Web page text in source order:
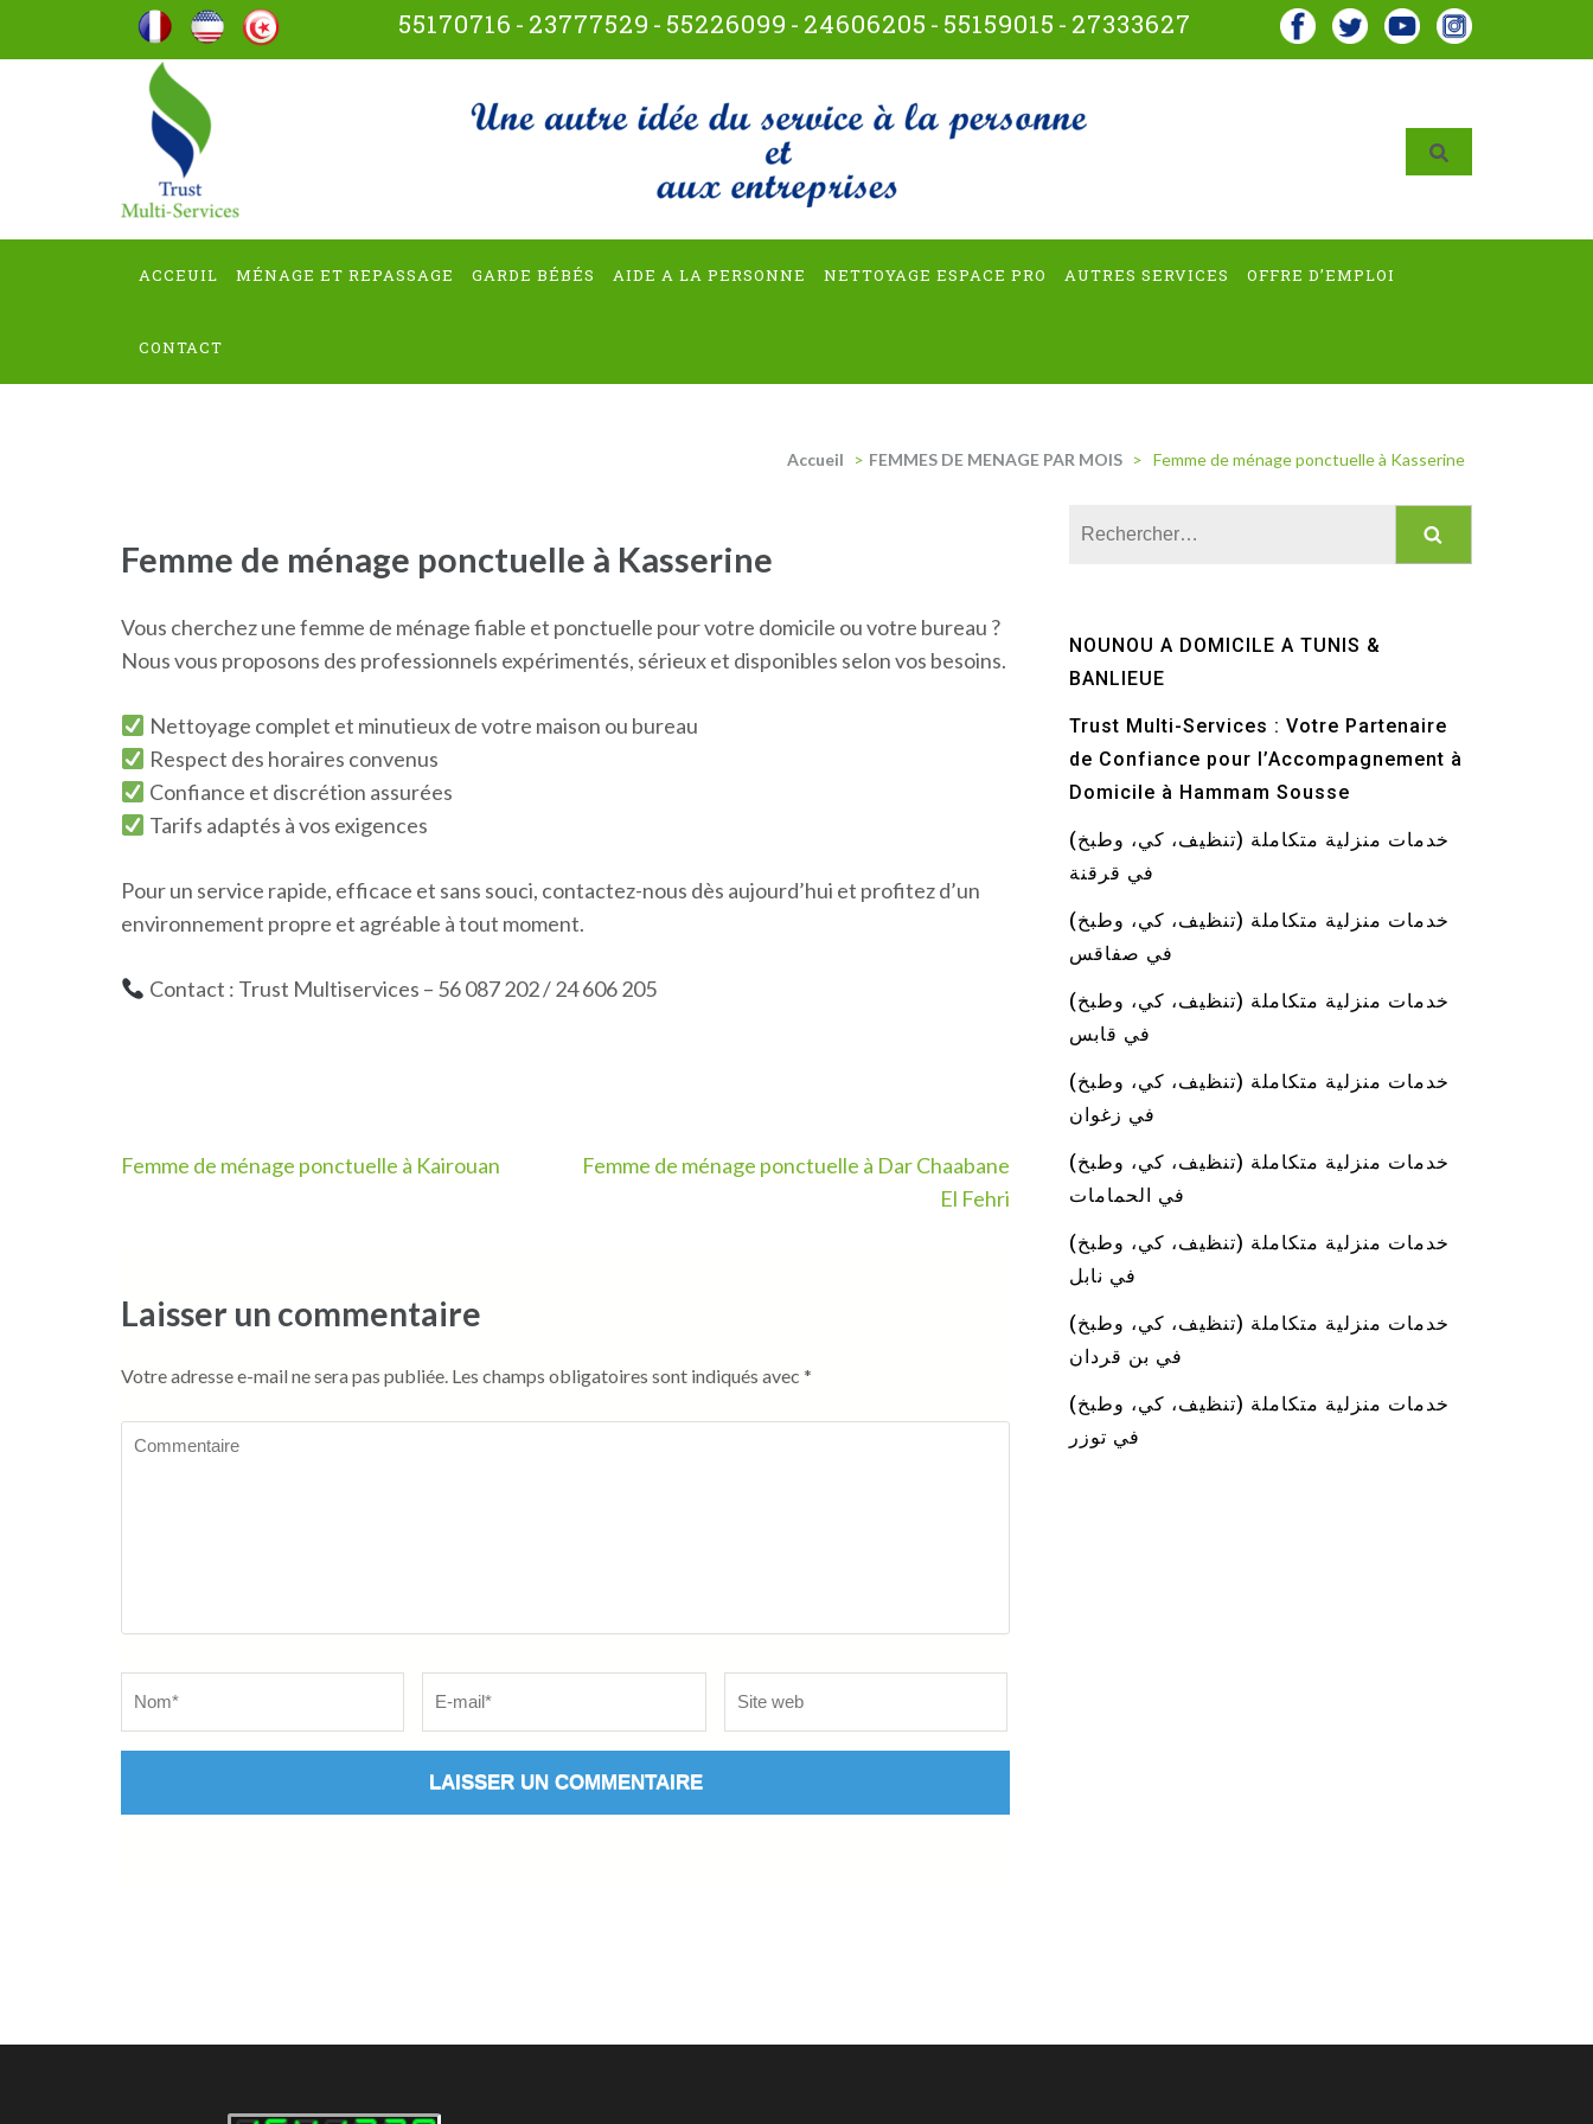
55170716 - 23777529 - 55226099 - 24606205 - 55159015 - 27333627
trust-multiservices
ACCEUIL MÉNAGE ET REPASSAGE GARDE BÉBÉS AIDE A LA PERSONNE NETTOYAGE ESPACE PRO AUTRES SERVICES OFFRE D’EMPLOI
CONTACT
Accueil > FEMMES DE MENAGE PAR MOIS > Femme de ménage ponctuelle à Kasserine
Femme de ménage ponctuelle à Kasserine
Vous cherchez une femme de ménage fiable et ponctuelle pour votre domicile ou votre bureau ?
Nous vous proposons des professionnels expérimentés, sérieux et disponibles selon vos besoins.
Nettoyage complet et minutieux de votre maison ou bureau
Respect des horaires convenus
Confiance et discrétion assurées
Tarifs adaptés à vos exigences
Pour un service rapide, efficace et sans souci, contactez-nous dès aujourd’hui et profitez d’un
environnement propre et agréable à tout moment.
Contact : Trust Multiservices – 56 087 202 / 24 606 205
Navigation
Femme de ménage ponctuelle à Kairouan
Femme de ménage ponctuelle à Dar Chaabane
El Fehri
Laisser un commentaire
Votre adresse e-mail ne sera pas publiée. Les champs obligatoires sont indiqués avec *
Commentaire
Rechercher :
NOUNOU A DOMICILE A TUNIS &
BANLIEUE
Trust Multi-Services : Votre Partenaire
de Confiance pour l’Accompagnement à
Domicile à Hammam Sousse
خدمات منزلية متكاملة (تنظيف، كي، وطبخ)
في قرقنة
خدمات منزلية متكاملة (تنظيف، كي، وطبخ)
في صفاقس
خدمات منزلية متكاملة (تنظيف، كي، وطبخ)
في قابس
خدمات منزلية متكاملة (تنظيف، كي، وطبخ)
في زغوان
خدمات منزلية متكاملة (تنظيف، كي، وطبخ)
في الحمامات
خدمات منزلية متكاملة (تنظيف، كي، وطبخ)
في نابل
خدمات منزلية متكاملة (تنظيف، كي، وطبخ)
في بن قردان
خدمات منزلية متكاملة (تنظيف، كي، وطبخ)
في توزر